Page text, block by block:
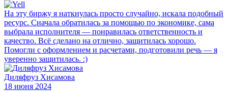
На эту биржу я наткнулась просто случайно, искала подобный
ресурс. Сначала обратилась за помощью по экономике, сама
выбрала исполнителя — понравилась ответственность и
качество. Всё сделано на отлично, защитилась хорошо.
Помогли с оформлением и расчетами, подготовили речь — я
уверенно защитилась. :)
Диляфруз Хисамова
18 июня 2024